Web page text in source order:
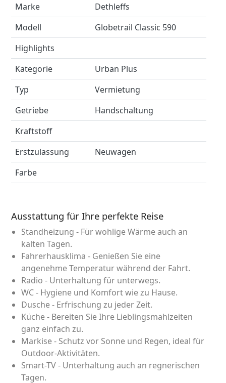
Marke
Dethleffs
Modell
Globetrail Classic 590
Highlights
Kategorie
Urban Plus
Typ
Vermietung
Getriebe
Handschaltung
Kraftstoff
Erstzulassung
Neuwagen
Farbe
Ausstattung für Ihre perfekte Reise
Standheizung - Für wohlige Wärme auch an
kalten Tagen.
Fahrerhausklima - Genießen Sie eine
angenehme Temperatur während der Fahrt.
Radio - Unterhaltung für unterwegs.
WC - Hygiene und Komfort wie zu Hause.
Dusche - Erfrischung zu jeder Zeit.
Küche - Bereiten Sie Ihre Lieblingsmahlzeiten
ganz einfach zu.
Markise - Schutz vor Sonne und Regen, ideal für
Outdoor-Aktivitäten.
Smart-TV - Unterhaltung auch an regnerischen
Tagen.